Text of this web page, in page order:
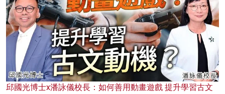
邱國光博士x潘詠儀校長：如何善用動畫遊戲 提升學習古文